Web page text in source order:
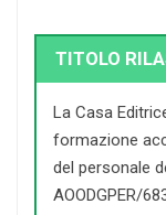
TITOLO
La Casa
formazione
del personale
AOODGPER/